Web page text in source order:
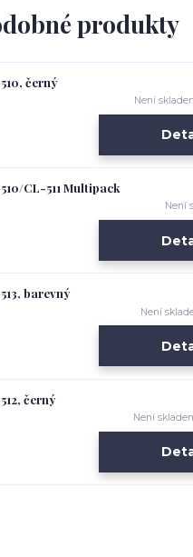
produkty
černý
Není
CL-511 Multipack
Není
barevný
Není
černý
Není